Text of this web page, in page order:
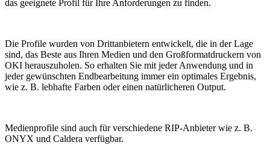
das geeignete Profil für Ihre Anforderungen zu finden.
Die Profile wurden von Drittanbietern entwickelt, die in der Lage
sind, das Beste aus Ihren Medien und den Großformatdruckern von
OKI herauszuholen. So erhalten Sie mit jeder Anwendung und in
jeder gewünschten Endbearbeitung immer ein optimales Ergebnis,
wie z. B. lebhafte Farben oder einen natürlicheren Output.
Medienprofile sind auch für verschiedene RIP-Anbieter wie z. B.
ONYX und Caldera verfügbar.